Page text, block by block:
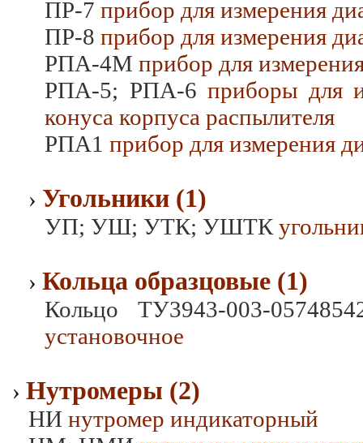
ПР-7 прибор для измерения
ПР-8 прибор для измерения
РПА-4М прибор для
РПА-5; РПА-6 приборы для
конуса корпуса распылителя
РПА1 прибор для измерения
› Угольники (1)
УП; УШ; УТК; УШТК
› Кольца образцовые (1)
Кольцо ТУ3943-003-
установочное
› Нутромеры (2)
НИ нутромер индикаторный